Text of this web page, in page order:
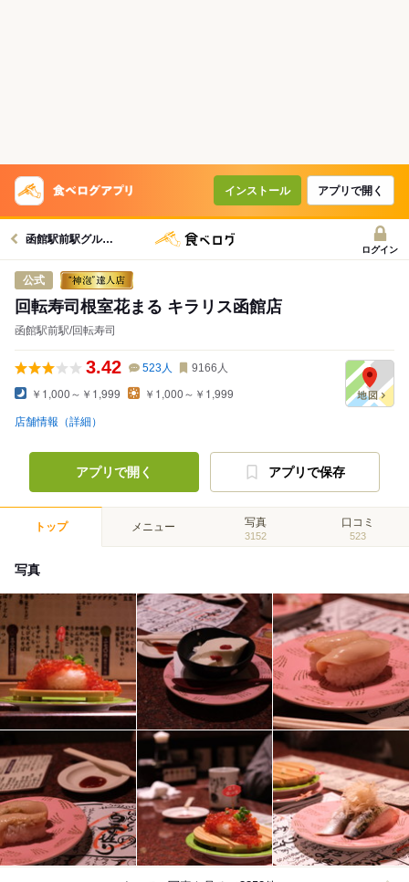
インストール アプリで開く
函館駅前駅グルメへ
ログイン
公式
回転寿司根室花まる キラリス函館店
函館駅前駅/回転寿司
3.42 523人 9166 人
￥1,000～￥1,999 ￥1,000～￥1,999
店舗情報（詳細）
アプリで開く アプリで保存
トップ メニュー 写真
3152
口コミ
523
写真